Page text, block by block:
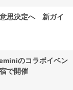
思決定へ 新ガイ
のコラボイベン
で開催